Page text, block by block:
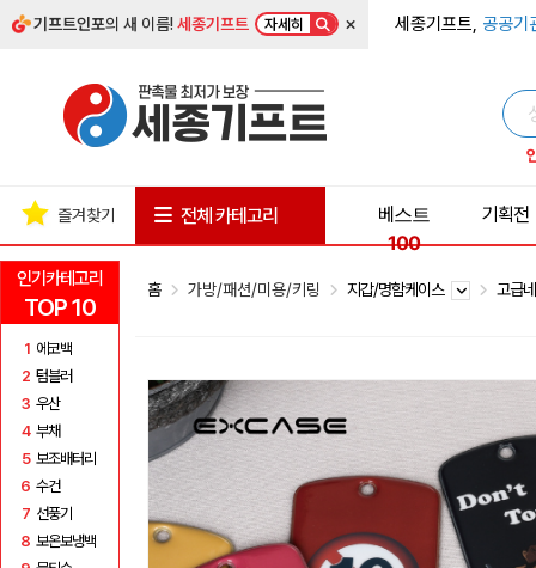
기프트인포의 새 이름!세종기프트 자세히 × 세종기프트, 공공기
인기카테고리
TOP 10
1 에코백
2 텀블러
3 우산
4 부채
5 보조배터리
6 수건
7 선풍기
8 보온보냉백
즐겨찾기 전체 카테고리
베스트
100
기획전
홈 가방/패션/미용/키링 지갑/명함케이스 고급